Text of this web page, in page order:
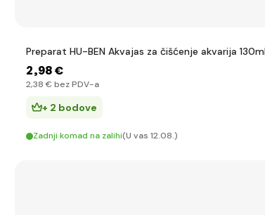
Preparat HU-BEN Akvajas za čišćenje akvarija
2,98 €
2,38 € bez PDV-a
+ 2 bodove
Zadnji komad na zalihi(U vas 12.08.)